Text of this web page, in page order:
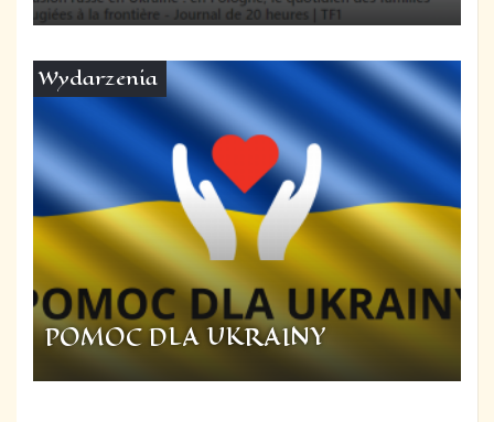
POMOC DLA UKRAINY
Wydarzenia